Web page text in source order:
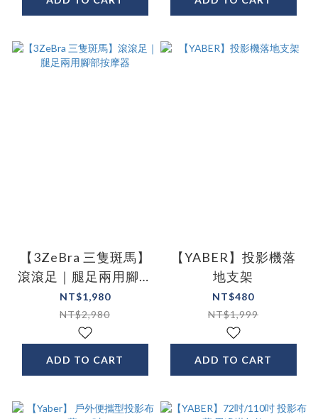
【3ZeBra 三隻斑馬】
滾滾足｜腿足兩用腳部
按摩器
NT$1,980
NT$2,980
ADD TO CART
【YABER】投影機落
地支架
NT$480
NT$1,999
ADD TO CART